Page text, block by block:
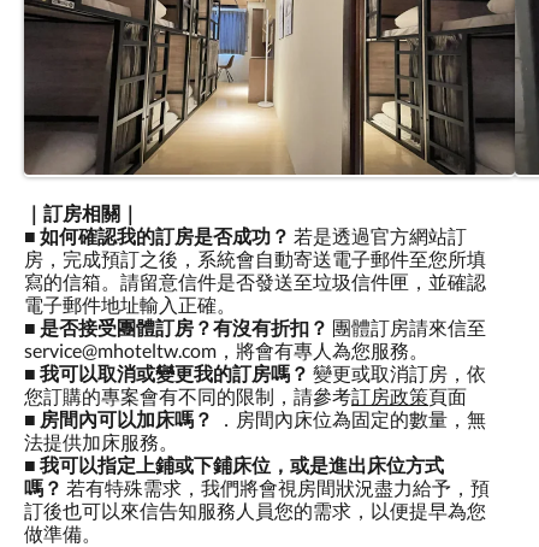
｜訂房相關｜
■ 如何確認我的訂房是否成功？ 若是透過官方網站訂
房，完成預訂之後，系統會自動寄送電子郵件至您所填
寫的信箱。請留意信件是否發送至垃圾信件匣，並確認
電子郵件地址輸入正確。
■ 是否接受團體訂房？有沒有折扣？ 團體訂房請來信至
service@mhoteltw.com，將會有專人為您服務。
■ 我可以取消或變更我的訂房嗎？ 變更或取消訂房，依
您訂購的專案會有不同的限制，請參考訂房政策頁面
■ 房間內可以加床嗎？
．房間內床位為固定的數量，無
法提供加床服務。
■ 我可以指定上鋪或下鋪床位，或是進出床位方式
嗎？ 若有特殊需求，我們將會視房間狀況盡力給予，預
訂後也可以來信告知服務人員您的需求，以便提早為您
做準備。